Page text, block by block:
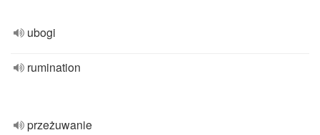
ubogi
rumination
przeżuwanie